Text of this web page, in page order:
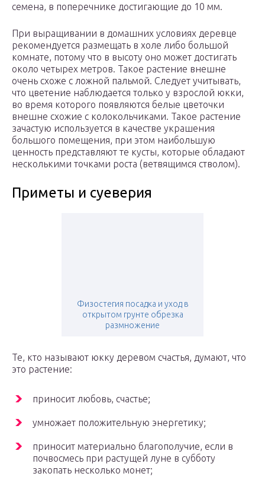
семена, в поперечнике достигающие до 10 мм.
При выращивании в домашних условиях деревце
рекомендуется размещать в холе либо большой
комнате, потому что в высоту оно может достигать
около четырех метров. Такое растение внешне
очень схоже с ложной пальмой. Следует учитывать,
что цветение наблюдается только у взрослой юкки,
во время которого появляются белые цветочки
внешне схожие с колокольчиками. Такое растение
зачастую используется в качестве украшения
большого помещения, при этом наибольшую
ценность представляют те кусты, которые обладают
несколькими точками роста (ветвящимся стволом).
Приметы и суеверия
Физостегия посадка и уход в
открытом грунте обрезка
размножение
Те, кто называют юкку деревом счастья, думают, что
это растение:
приносит любовь, счастье;
умножает положительную энергетику;
приносит материально благополучие, если в
почвосмесь при растущей луне в субботу
закопать несколько монет;